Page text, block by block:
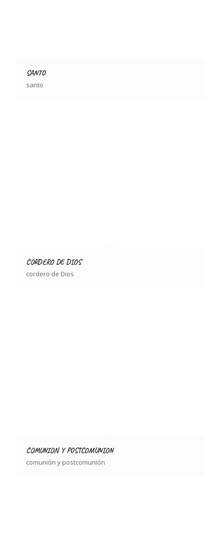
SANTO
santo
CORDERO DE DIOS
cordero de Dios
COMUNION Y POSTCOMUNION
comunión y postcomunión